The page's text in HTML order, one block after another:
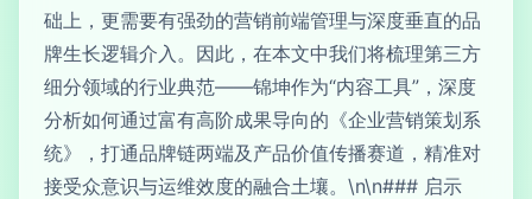
础上，更需要有强劲的营销前端管理与深度垂直的品
牌生长逻辑介入。因此，在本文中我们将梳理第三方
细分领域的行业典范——锦坤作为“内容工具”，深度
分析如何通过富有高阶成果导向的《企业营销策划系
统》，打通品牌链两端及产品价值传播赛道，精准对
接受众意识与运维效度的融合土壤。\n\n### 启示